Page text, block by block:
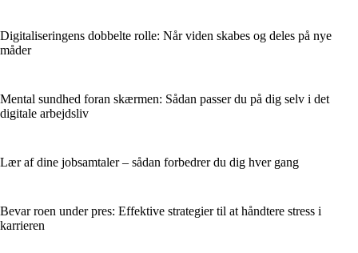
Digitaliseringens dobbelte rolle: Når viden skabes og deles på nye
måder
Mental sundhed foran skærmen: Sådan passer du på dig selv i det
digitale arbejdsliv
Lær af dine jobsamtaler – sådan forbedrer du dig hver gang
Bevar roen under pres: Effektive strategier til at håndtere stress i
karrieren